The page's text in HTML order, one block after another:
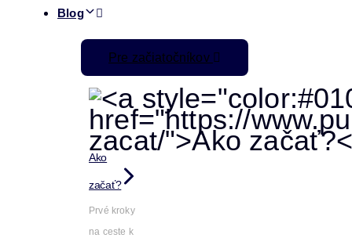
Blog
Pre začiatočníkov
Ako
začať?
Prvé kroky
na ceste k